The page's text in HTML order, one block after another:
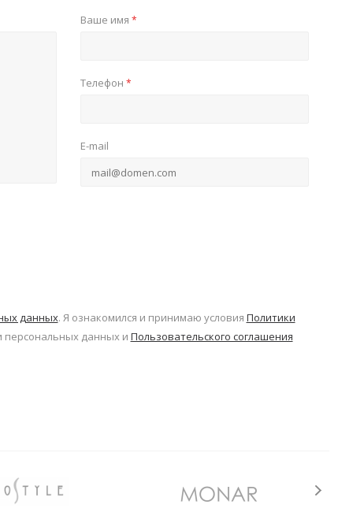
Ваше имя *
Телефон *
E-mail
данных. Я ознакомился и принимаю условия Политики
данных и Пользовательского соглашения